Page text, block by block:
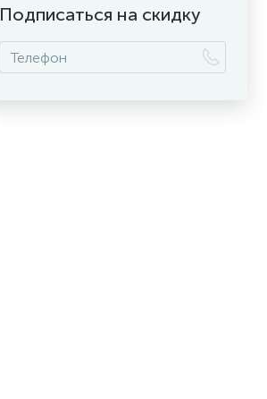
Подписаться на скидку